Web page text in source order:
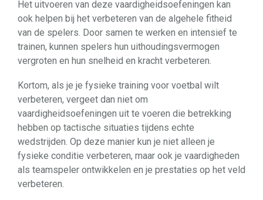
Het uitvoeren van deze vaardigheidsoefeningen kan
ook helpen bij het verbeteren van de algehele fitheid
van de spelers. Door samen te werken en intensief te
trainen, kunnen spelers hun uithoudingsvermogen
vergroten en hun snelheid en kracht verbeteren.
Kortom, als je je fysieke training voor voetbal wilt
verbeteren, vergeet dan niet om
vaardigheidsoefeningen uit te voeren die betrekking
hebben op tactische situaties tijdens echte
wedstrijden. Op deze manier kun je niet alleen je
fysieke conditie verbeteren, maar ook je vaardigheden
als teamspeler ontwikkelen en je prestaties op het veld
verbeteren.